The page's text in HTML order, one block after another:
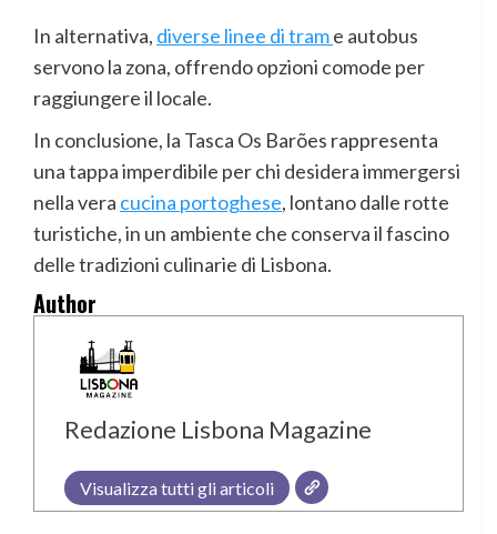
In alternativa, diverse linee di trame autobus
servono la zona, offrendo opzioni comode per
raggiungere il locale.
In conclusione, la Tasca Os Barões rappresenta
una tappa imperdibile per chi desidera immergersi
nella vera cucina portoghese, lontano dalle rotte
turistiche, in un ambiente che conserva il fascino
delle tradizioni culinarie di Lisbona.
Author
Redazione Lisbona Magazine
Visualizza tutti gli articoli